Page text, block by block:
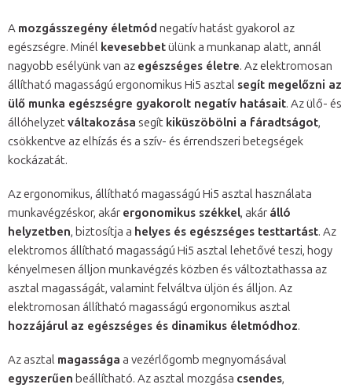
A mozgásszegény életmód negatív hatást gyakorol az
egészségre. Minél kevesebbetülünk a munkanap alatt, annál
nagyobb esélyünk van az egészséges életre. Az elektromosan
állítható magasságú ergonomikus Hi5 asztal segít megelőzni az
ülő munka egészségre gyakorolt ​​negatív hatásait. Az ülő- és
állóhelyzetváltakozása segít kiküszöbölni a fáradtságot,
csökkentve az elhízás és a szív- és érrendszeri betegségek
kockázatát.
Az ergonomikus, állítható magasságú Hi5 asztal használata
munkavégzéskor, akár ergonomikus székkel, akár álló
helyzetben, biztosítja a helyes és egészséges testtartást. Az
elektromos állítható magasságú Hi5 asztal lehetővé teszi, hogy
kényelmesen álljon munkavégzés közben és változtathassa az
asztal magasságát, valamint felváltva üljön és álljon. Az
elektromosan állítható magasságú ergonomikus asztal
hozzájárul az egészséges és dinamikus életmódhoz.
Az asztal magassága a vezérlőgomb megnyomásával
egyszerűen beállítható. Az asztal mozgása csendes,